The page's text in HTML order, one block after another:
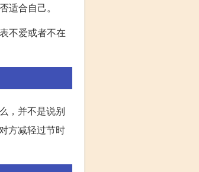
合自己。
不爱或者不在
，并不是说别
方减轻过节时